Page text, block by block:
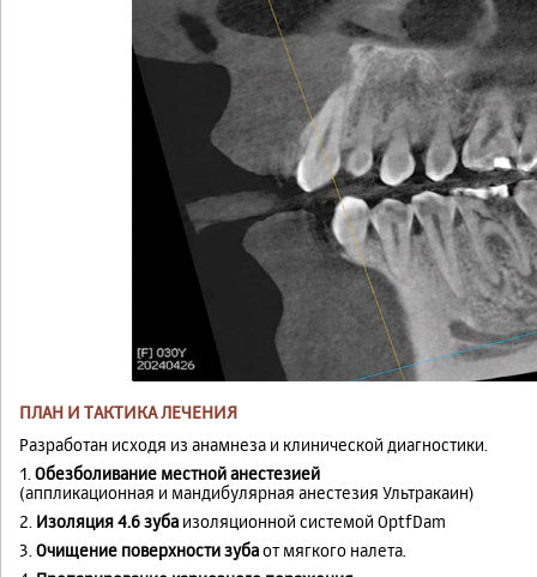
ПЛАН И ТАКТИКА ЛЕЧЕНИЯ
Разработан исходя из анамнеза и клинической диагностики.
1. Обезболивание местной анестезией
(аппликационная и мандибулярная анестезия Ультракаин)
2. Изоляция 4.6 зуба изоляционной системой OptfDam
3. Очищение поверхности зубаот мягкого налета.